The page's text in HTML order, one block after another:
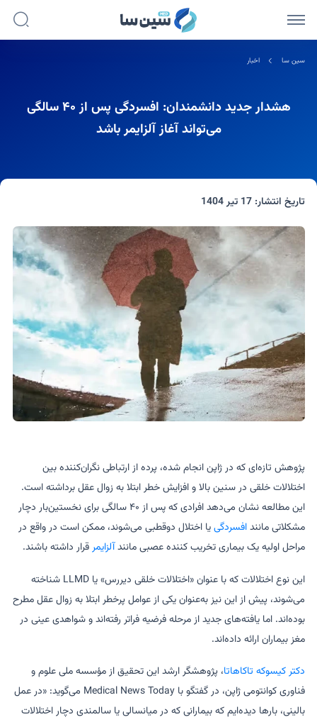
سین سا اخبار
هشدار جدید دانشمندان: افسردگی پس از ۴۰ سالگی
می‌تواند آغاز آلزایمر باشد
تاریخ انتشار:17 تیر 1404
پژوهش تازه‌ای که در ژاپن انجام شده، پرده از ارتباطی نگران‌کننده بین
اختلالات خلقی در سنین بالا و افزایش خطر ابتلا به زوال عقل برداشته است.
این مطالعه نشان می‌دهد افرادی که پس از ۴۰ سالگی برای نخستین‌بار دچار
مشکلاتی مانندافسردگییا اختلال دوقطبی می‌شوند، ممکن است در واقع در
مراحل اولیه یک بیماری تخریب کننده عصبی مانندآلزایمرقرار داشته باشند.
این نوع اختلالات که با عنوان «اختلالات خلقی دیررس» یا LLMD شناخته
می‌شوند، پیش از این نیز به‌عنوان یکی از عوامل پرخطر ابتلا به زوال عقل مطرح
بوده‌اند. اما یافته‌های جدید از مرحله فرضیه فراتر رفته‌اند و شواهدی عینی در
مغز بیماران ارائه داده‌اند.
دکتر کیسوکه تاکاهاتا، پژوهشگر ارشد این تحقیق از مؤسسه ملی علوم و
فناوری کوانتومی ژاپن، در گفتگو با Medical News Today می‌گوید: «در عمل
بالینی، بارها دیده‌ایم که بیمارانی که در میانسالی یا سالمندی دچار اختلالات